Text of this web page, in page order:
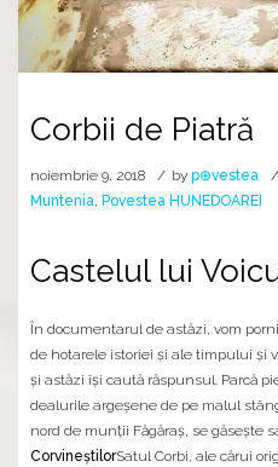
Corbii de Piatră
noiembrie 9, 2018 by p⊕vestea
Muntenia, Povestea HUNEDOAREI
Castelul lui
În documentarul de astăzi, vom
de hotarele istoriei și ale timpului și
și astăzi își caută răspunsul. Parcă
dealurile argeșene de pe malul
nord de munții Făgăraș, se găsește
CorvineștilorSatul Corbi, ale cărui